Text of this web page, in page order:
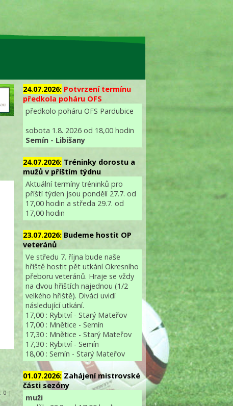
: 0 |
24.07.2026: Potvrzení termínu
předkola poháru OFS
předkolo poháru OFS Pardubice
sobota 1.8. 2026 od 18,00 hodin
Semín - Libišany
24.07.2026: Tréninky dorostu a
mužů v příštím týdnu
Aktuální termíny tréninků pro
příští týden jsou pondělí 27.7. od
17,00 hodin a středa 29.7. od
17,00 hodin
23.07.2026: Budeme hostit OP
veteránů
Ve středu 7. října bude naše
hřiště hostit pět utkání Okresního
přeboru veteránů. Hraje se vždy
na dvou hřištích najednou (1/2
velkého hřiště). Diváci uvidí
následující utkání.
17,00 : Rybitví - Starý Mateřov
17,00 : Mnětice - Semín
17,30 : Mnětice - Starý Mateřov
17,30 : Rybitví - Semín
18,00 : Semín - Starý Mateřov
01.07.2026: Zahájení mistrovské
části sezóny
muži